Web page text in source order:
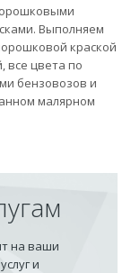
Выполняем
краской
все цвета по
бензовозов и
малярном
на ваши
и